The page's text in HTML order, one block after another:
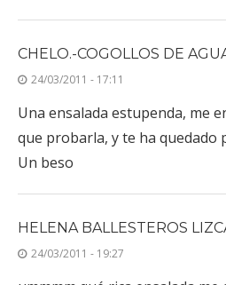
CHELO.-COGOLLOS DE
24/03/2011 - 17:11
Una ensalada estupenda, me
que probarla, y te ha quedado
Un beso
HELENA BALLESTEROS
24/03/2011 - 19:27